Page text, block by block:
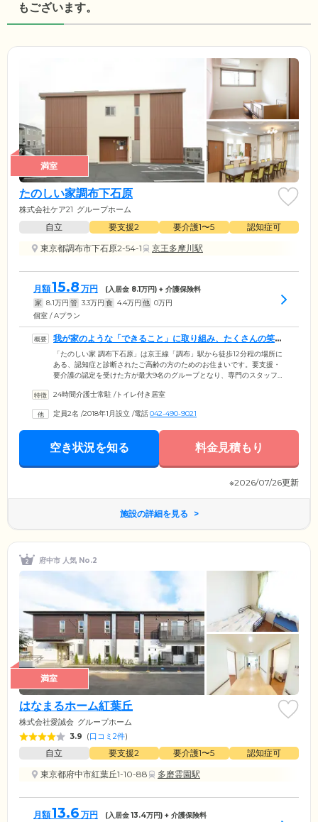
もございます。
満室
たのしい家調布下石原
株式会社ケア21 グループホーム
自立 要支援2 要介護1〜5
認知症可
東京都調布市下石原2-54-1
京王多摩川駅
月額15.8 万円 (入居金 8.1万円) + 介護保険料
家 8.1万円 管 3.3万円 食 4.4万円 他 0万円
個室 / Aプラン
我が家のような「できること」に取り組み、たくさんの笑顔
を生み出します
「たのしい家 調布下石原」は京王線「調布」駅から徒歩12分程の場所に
ある、認知症と診断されたご高齢の方のためのお住まいです。要支援・
要介護の認定を受けた方が最大9名のグループとなり、専門のスタッフと
りが「できること」を見つけ、掃除や洗濯などを役割分担。仕事ができ
様同士がお互いに協力し、交流することで気持ちの活性化にもつながり
ます。いつも「たのしい」と感じていただけるよう認知症症状への創意
しています。
24時間介護士常駐 /トイレ付き居室
定員2名 /2018年1月設立 /電話042-490-9021
空き状況を知る 料金見積もり
※2026/07/26更新
施設の詳細を見る
府中市 人気 No.2
満室
はなまるホーム紅葉丘
株式会社愛誠会 グループホーム
3.9 (口コミ2件)
自立 要支援2 要介護1〜5
認知症可
東京都府中市紅葉丘1-10-88
多磨霊園駅
月額13.6 万円 (入居金13.4万円) + 介護保険料